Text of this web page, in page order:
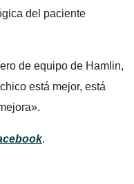
del paciente
de equipo de Hamlin,
está mejor, está
.